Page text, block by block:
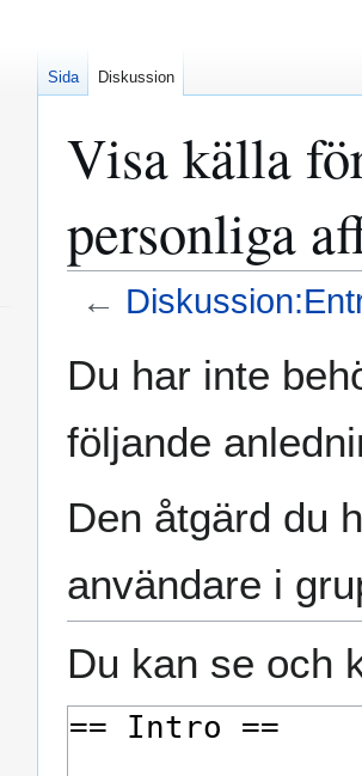
Visa källa
personliga
←
Du har inte
följande
Den åtgärd du
användare i
Du kan se och
Sida Diskussion